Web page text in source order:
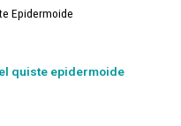
Epidermoide
quiste epidermoide